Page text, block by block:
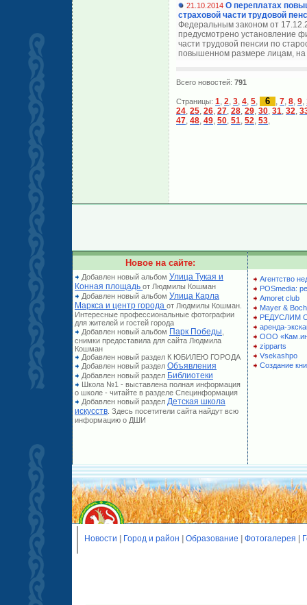
21.10.2014 О переплатах
страховой части трудовой
Федеральным законом от
предусмотрено установление
части трудовой пенсии по
повышенном размере лицам,
Всего новостей: 791
Страницы: 1, 2, 3, 4, 5, 6 , 7, 8, 9,
24, 25, 26, 27, 28, 29, 30, 31, 32,
47, 48, 49, 50, 51, 52, 53,
Новое на сайте:
Добавлен новый альбом Улица Тукая и
Конная площадь от Людмилы Кошман
Добавлен новый альбом Улица Карла
Маркса и центр города от Людмилы Кошман.
Интересные профессиональные фотографии
для жителей и гостей города
Добавлен новый альбом Парк Победы
снимки предоставила для сайта Людмила
Кошман
Добавлен новый раздел К ЮБИЛЕЮ ГОРОДА
Добавлен новый раздел Объявления
Добавлен новый раздел Библиотеки
Школа №1 - выставлена полная информация
о школе - читайте в разделе Специнформация
Добавлен новый раздел Детская школа
искусств . Здесь посетители сайта найдут всю
информацию о ДШИ
Агентство
POSmedia:
Amoret club
Mayer & Boch
РЕДУСЛИМ
аренда-
ООО
zipparts
Vsekashpo
Создание
Новости Город и район Образование Фотогалерея